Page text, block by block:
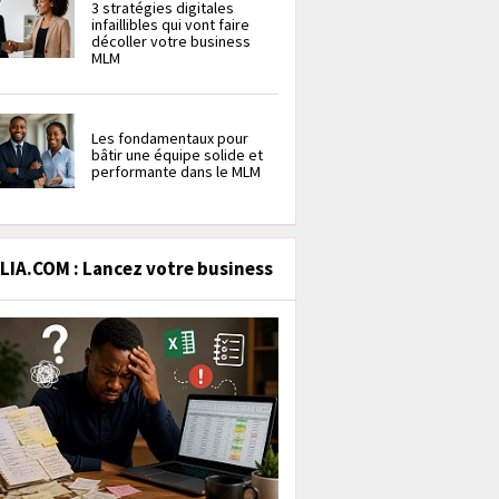
3 stratégies digitales
infaillibles qui vont faire
décoller votre business
MLM
Les fondamentaux pour
bâtir une équipe solide et
performante dans le MLM
: Lancez votre business